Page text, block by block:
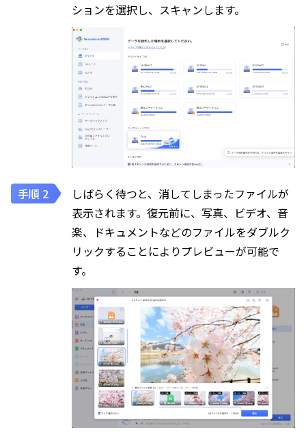
ションを選択し、スキャンします。
しばらく待つと、消してしまったファイルが
表示されます。復元前に、写真、ビデオ、音
楽、ドキュメントなどのファイルをダブルク
リックすることによりプレビューが可能で
す。